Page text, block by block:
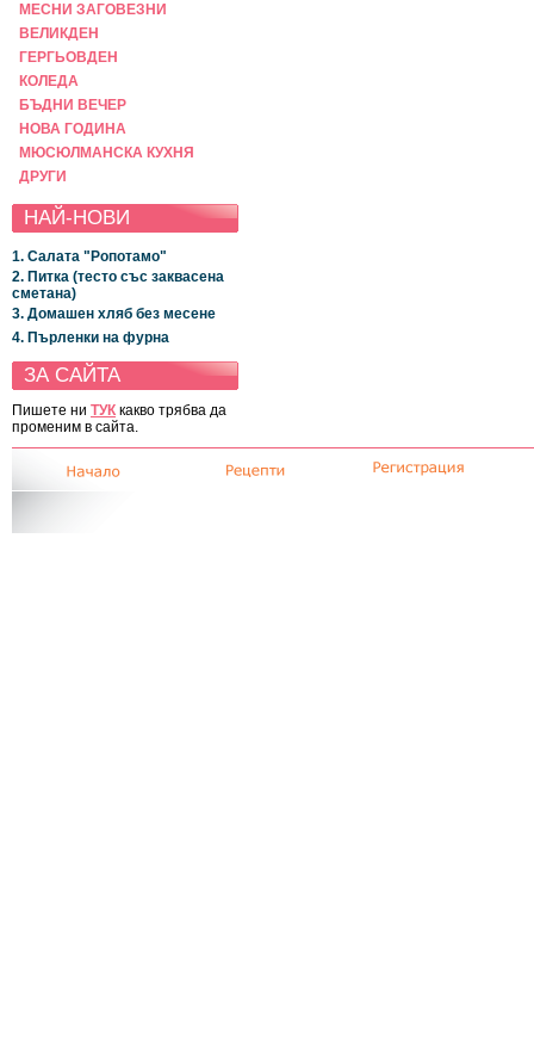
МЕСНИ ЗАГОВЕЗНИ
ВЕЛИКДЕН
ГЕРГЬОВДЕН
КОЛЕДА
БЪДНИ ВЕЧЕР
НОВА ГОДИНА
МЮСЮЛМАНСКА КУХНЯ
ДРУГИ
НАЙ-НОВИ
1. Салата "Ропотамо"
2. Питка (тесто със заквасена
сметана)
3. Домашен хляб без месене
4. Пърленки на фурна
ЗА САЙТА
Пишете ни ТУК какво трябва да
променим в сайта.